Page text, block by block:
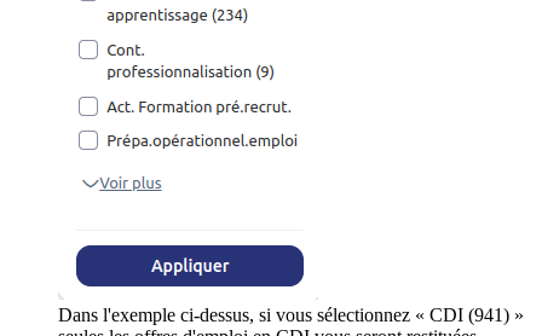
Dans l'exemple ci-dessus, si vous sélectionnez « CDI (941) »